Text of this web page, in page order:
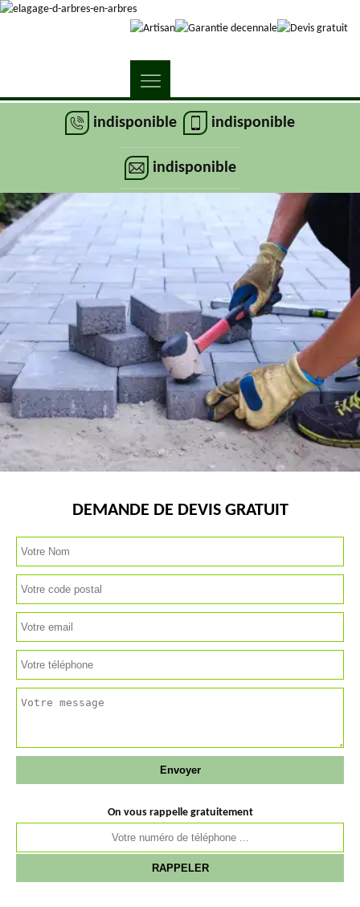
indisponible indisponible
indisponible
DEMANDE DE DEVIS GRATUIT
On vous rappelle gratuitement